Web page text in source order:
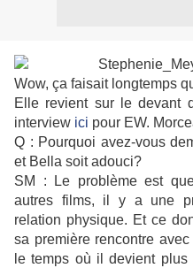
Wow, ça faisait longtemps
Elle revient sur le devant
interview ici pour EW.
Q : Pourquoi avez-vous
et Bella soit adouci?
SM : Le problème est
autres films, il y a une
relation physique. Et ce
sa première rencontre
le temps où il devient